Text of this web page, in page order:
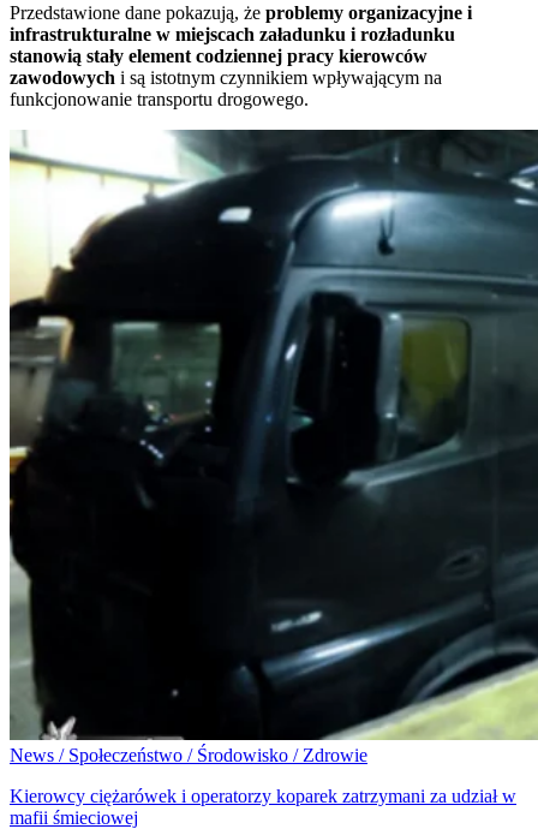
Przedstawione dane pokazują, że problemy organizacyjne i
infrastrukturalne w miejscach załadunku i rozładunku
stanowią stały element codziennej pracy kierowców
zawodowych i są istotnym czynnikiem wpływającym na
funkcjonowanie transportu drogowego.
News / Społeczeństwo / Środowisko / Zdrowie
Kierowcy ciężarówek i operatorzy koparek zatrzymani za udział w
mafii śmieciowej